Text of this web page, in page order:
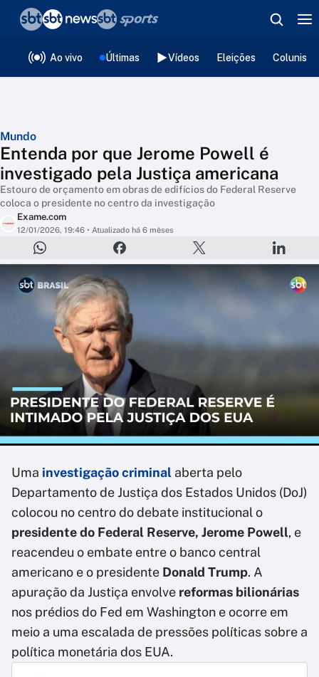
Ao vivo Últimas Vídeos Eleições
Mundo
Entenda por que Jerome Powell é
investigado pela Justiça americana
Estouro de orçamento em obras de edifícios do Federal Reserve
coloca o presidente no centro da investigação
Exame.com
12/01/2026, 19:46 • Atualizado há 6 mêses
Uma investigação criminal aberta pelo
Departamento de Justiça dos Estados Unidos (DoJ)
colocou no centro do debate institucional o
presidente do Federal Reserve, Jerome Powell, e
reacendeu o embate entre o banco central
americano e o presidente Donald Trump. A
apuração da Justiça envolve reformas bilionárias
nos prédios do Fed em Washington e ocorre em
meio a uma escalada de pressões políticas sobre a
política monetária dos EUA.
❮voltar
Editorias